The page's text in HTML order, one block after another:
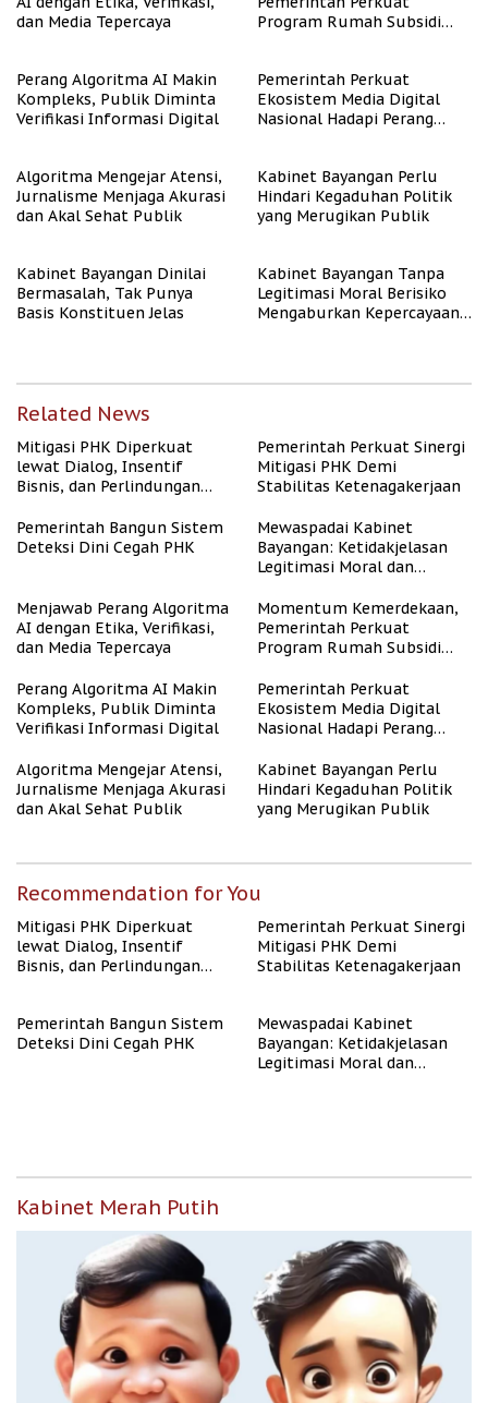
dan Media Tepercaya
Program Rumah Subsidi
Perang Algoritma AI Makin
Kompleks, Publik Diminta
Verifikasi Informasi Digital
Pemerintah Perkuat
Ekosistem Media Digital
Nasional Hadapi Perang
Algoritma Mengejar Atensi,
Jurnalisme Menjaga Akurasi
dan Akal Sehat Publik
Kabinet Bayangan Perlu
Hindari Kegaduhan Politik
yang Merugikan Publik
Kabinet Bayangan Dinilai
Bermasalah, Tak Punya
Basis Konstituen Jelas
Kabinet Bayangan Tanpa
Legitimasi Moral Berisiko
Mengaburkan Kepercayaan
Related News
Mitigasi PHK Diperkuat
lewat Dialog, Insentif
Bisnis, dan Perlindungan
Pemerintah Perkuat Sinergi
Mitigasi PHK Demi
Stabilitas Ketenagakerjaan
Pemerintah Bangun Sistem
Deteksi Dini Cegah PHK
Mewaspadai Kabinet
Bayangan: Ketidakjelasan
Legitimasi Moral dan
Menjawab Perang Algoritma
AI dengan Etika, Verifikasi,
dan Media Tepercaya
Momentum Kemerdekaan,
Pemerintah Perkuat
Program Rumah Subsidi
Berpenghasilan Rendah
Perang Algoritma AI Makin
Kompleks, Publik Diminta
Verifikasi Informasi Digital
Pemerintah Perkuat
Ekosistem Media Digital
Nasional Hadapi Perang
Algoritma Mengejar Atensi,
Jurnalisme Menjaga Akurasi
dan Akal Sehat Publik
Kabinet Bayangan Perlu
Hindari Kegaduhan Politik
yang Merugikan Publik
Recommendation for You
Mitigasi PHK Diperkuat
lewat Dialog, Insentif
Bisnis, dan Perlindungan
Pemerintah Perkuat Sinergi
Mitigasi PHK Demi
Stabilitas Ketenagakerjaan
Pemerintah Bangun Sistem
Deteksi Dini Cegah PHK
Mewaspadai Kabinet
Bayangan: Ketidakjelasan
Legitimasi Moral dan
Kabinet Merah Putih